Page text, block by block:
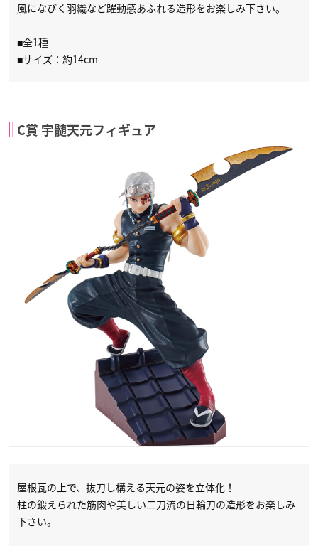
風になびく羽織など躍動感あふれる造形をお楽しみ下さい。
■全1種
■サイズ：約14cm
C賞 宇髄天元フィギュア
屋根瓦の上で、抜刀し構える天元の姿を立体化！
柱の鍛えられた筋肉や美しい二刀流の日輪刀の造形をお楽しみ
下さい。